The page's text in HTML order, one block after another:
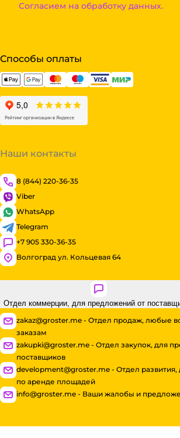
Согласием на обработку данных.
Способы оплаты
Наши контакты
8 (844) 220-36-35
Viber
WhatsApp
Telegram
+7 905 330-36-35
Волгоград ул. Кольцевая 64
Отдел коммерции, для предложений от
zakaz@groster.me - Отдел продаж, любые
заказам
zakupki@groster.me - Отдел закупок, для
поставщиков
development@groster.me - Отдел
по аренде площадей
info@groster.me - Ваши жалобы и